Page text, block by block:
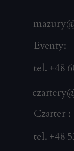
Eventy:
tel. +48
Czarter :
tel. +48